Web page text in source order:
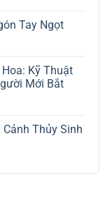
Tay Ngọt
Kỹ Thuật
Mới Bắt
Thủy Sinh